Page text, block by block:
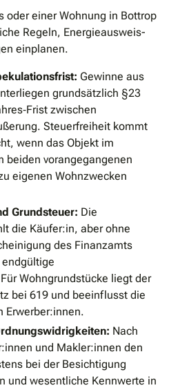
oder einer Wohnung in Bottrop
Regeln, Energieausweis­
einplanen.
Gewinne aus
grundsätzlich §23
zwischen
Steuerfreiheit kommt
wenn das Objekt im
beiden vorangegangenen
eigenen Wohnzwecken
Grundsteuer: Die
die Käufer:in, aber ohne
des Finanzamts
Wohngrundstücke liegt der
bei 619 und beeinflusst die
Erwerber:innen.
Nach
und Makler:innen den
bei der Besichtigung
und wesentliche Kennwerte in